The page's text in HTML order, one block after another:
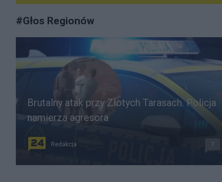
#Głos Regionów
Brutalny atak przy Złotych Tarasach. Policja
namierza agresora
Redakcja 7